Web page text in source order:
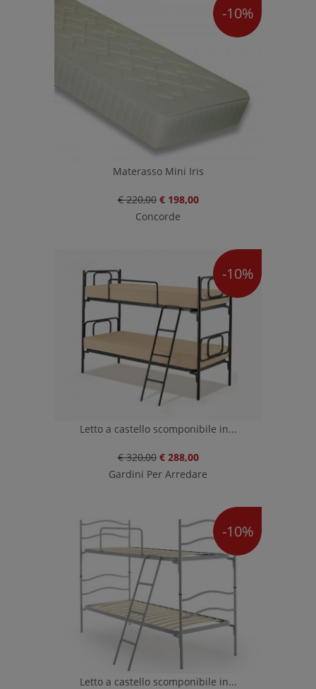
-10%
Materasso Mini Iris
€ 220,00 € 198,00
Concorde
-10%
Letto a castello scomponibile in...
€ 320,00 € 288,00
Gardini Per Arredare
-10%
Letto a castello scomponibile in...